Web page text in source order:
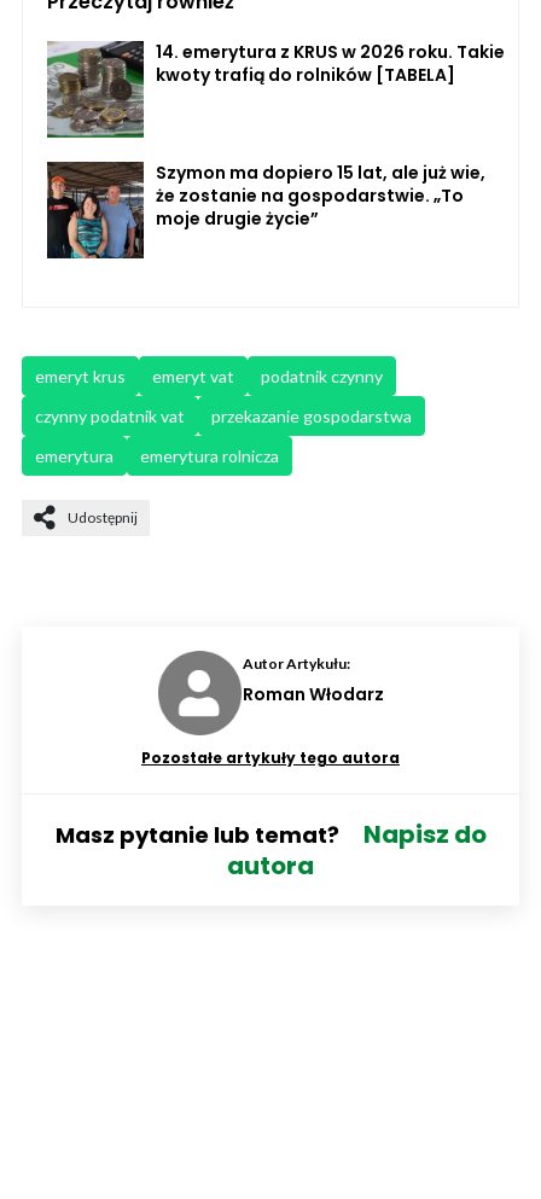
14. emerytura z KRUS w 2026 roku. Takie
kwoty trafią do rolników [TABELA]
Szymon ma dopiero 15 lat, ale już wie,
że zostanie na gospodarstwie. „To
moje drugie życie”
emeryt krus emeryt vat
podatnik czynny
czynny podatnik vat
przekazanie gospodarstwa
emerytura
emerytura rolnicza
Udostępnij
Autor Artykułu:
Roman Włodarz
Pozostałe artykuły tego autora
Masz pytanie lub temat?
Napisz do
autora